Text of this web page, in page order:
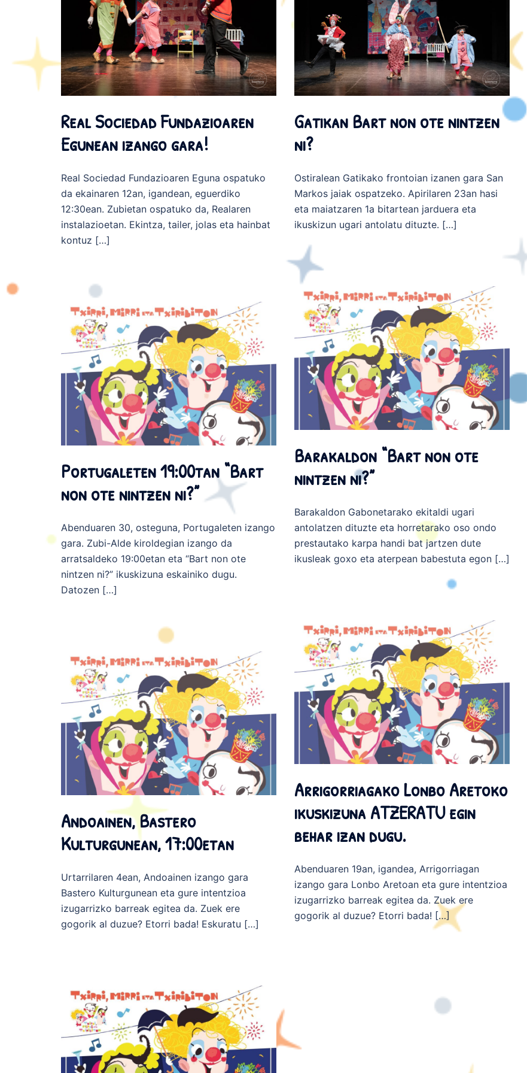
Real Sociedad Fundazioaren
Egunean izango gara!
Real Sociedad Fundazioaren Eguna ospatuko
da ekainaren 12an, igandean, eguerdiko
12:30ean. Zubietan ospatuko da, Realaren
instalazioetan. Ekintza, tailer, jolas eta hainbat
kontuz […]
Gatikan Bart non ote nintzen
ni?
Ostiralean Gatikako frontoian izanen gara San
Markos jaiak ospatzeko. Apirilaren 23an hasi
eta maiatzaren 1a bitartean jarduera eta
ikuskizun ugari antolatu dituzte. […]
Portugaleten 19:00tan “Bart
non ote nintzen ni?”
Abenduaren 30, osteguna, Portugaleten izango
gara. Zubi-Alde kiroldegian izango da
arratsaldeko 19:00etan eta “Bart non ote
nintzen ni?” ikuskizuna eskainiko dugu.
Datozen […]
Barakaldon “Bart non ote
nintzen ni?”
Barakaldon Gabonetarako ekitaldi ugari
antolatzen dituzte eta horretarako oso ondo
prestautako karpa handi bat jartzen dute
ikusleak goxo eta aterpean babestuta egon […]
Andoainen, Bastero
Kulturgunean, 17:00etan
Urtarrilaren 4ean, Andoainen izango gara
Bastero Kulturgunean eta gure intentzioa
izugarrizko barreak egitea da. Zuek ere
gogorik al duzue? Etorri bada! Eskuratu […]
Arrigorriagako Lonbo Aretoko
ikuskizuna ATZERATU egin
behar izan dugu.
Abenduaren 19an, igandea, Arrigorriagan
izango gara Lonbo Aretoan eta gure intentzioa
izugarrizko barreak egitea da. Zuek ere
gogorik al duzue? Etorri bada! […]